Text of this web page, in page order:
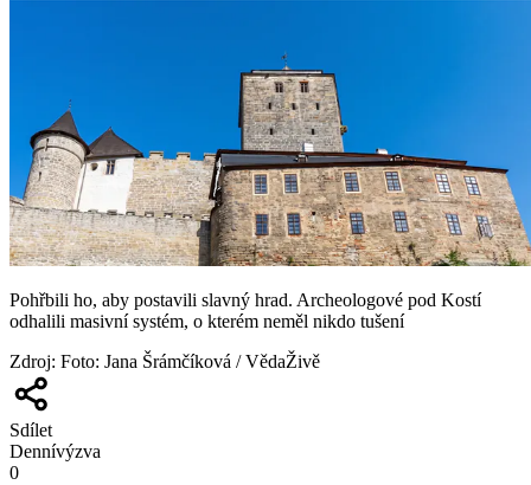
Pohřbili ho, aby postavili slavný hrad. Archeologové pod Kostí
odhalili masivní systém, o kterém neměl nikdo tušení
Zdroj: Foto: Jana Šrámčíková / VědaŽivě
Sdílet
Dennívýzva
0